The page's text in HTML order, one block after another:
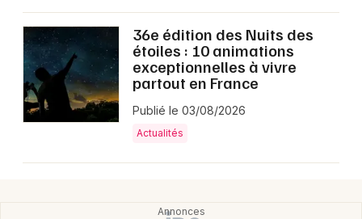
36e édition des Nuits des
étoiles : 10 animations
exceptionnelles à vivre
partout en France
Publié le 03/08/2026
Actualités